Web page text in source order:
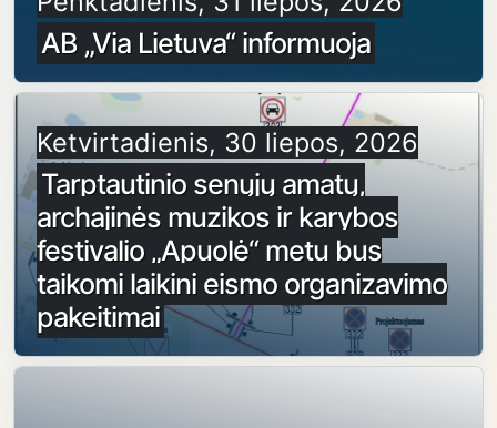
AB „Via Lietuva“ informuoja
Ketvirtadienis, 30 liepos, 2026
Tarptautinio senųjų amatų,
archajinės muzikos ir karybos
festivalio „Apuolė“ metu bus
taikomi laikini eismo organizavimo
pakeitimai